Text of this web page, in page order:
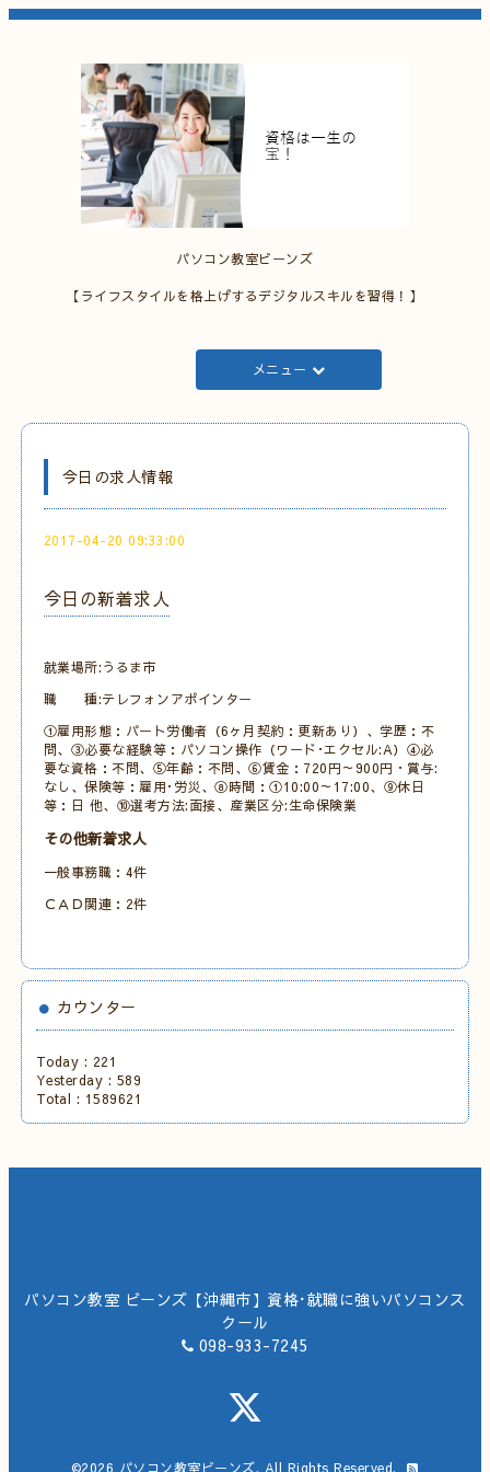
パソコン教室ビーンズ
【ライフスタイルを格上げするデジタルスキルを習得！】
メニュー
今日の求人情報
2017-04-20 09:33:00
今日の新着求人
就業場所:うるま市
職 種:テレフォンアポインター
①雇用形態：パート労働者（6ヶ月契約：更新あり）、学歴：不
問、③必要な経験等：パソコン操作（ワード･エクセル:A）④必
要な資格：不問、⑤年齢：不問、⑥賃金：720円～900円・賞与:
なし、保険等：雇用･労災、⑧時間：①10:00～17:00、⑨休日
等：日 他、⑩選考方法:面接、産業区分:生命保険業
その他新着求人
一般事務職：4件
ＣＡＤ関連：2件
カウンター
Today : 221
Yesterday : 589
Total : 1589621
パソコン教室 ビーンズ【沖縄市】資格･就職に強いパソコンス
クール
098-933-7245
©2026 パソコン教室ビーンズ. All Rights Reserved.